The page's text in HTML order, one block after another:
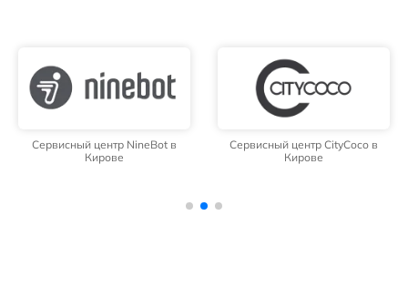
Сервисный центр NineBot в
Кирове
Сервисный центр CityCoco в
Кирове